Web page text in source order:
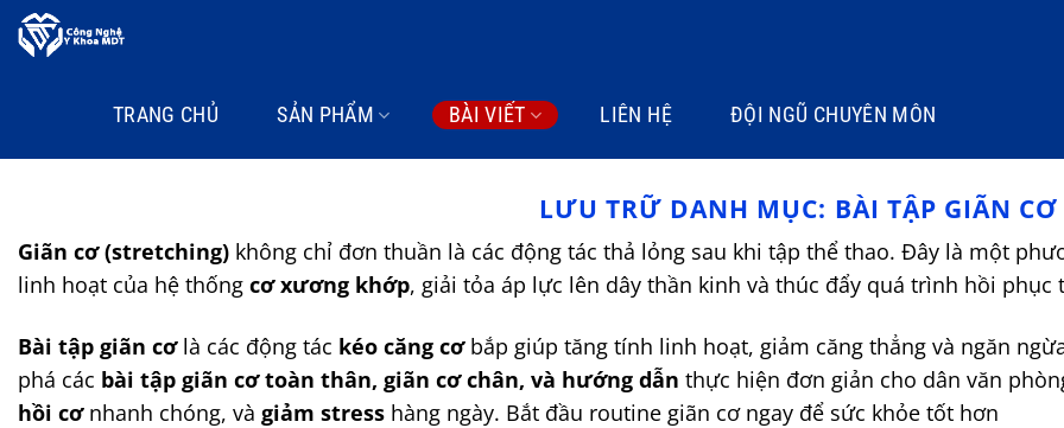
Bỏ
qua
TRANG CHỦ SẢN PHẨM BÀI VIẾT LIÊN HỆ ĐỘI NGŨ CHUYÊN MÔN
LƯU TRỮ DANH MỤC: BÀI TẬP GIÃN CƠ
Giãn cơ (stretching) không chỉ đơn thuần là các động tác thả lỏng sau khi tập thể thao. Đây là một
linh hoạt của hệ thống cơ xương khớp, giải tỏa áp lực lên dây thần kinh và thúc đẩy quá trình hồi phục
Bài tập giãn cơlà các động tác kéo căng cơbắp giúp tăng tính linh hoạt, giảm căng thẳng và ngăn
phá các bài tập giãn cơ toàn thân, giãn cơ chân, và hướng dẫn thực hiện đơn giản cho dân văn
hồi cơnhanh chóng, và giảm stress hàng ngày. Bắt đầu routine giãn cơ ngay để sức khỏe tốt hơn